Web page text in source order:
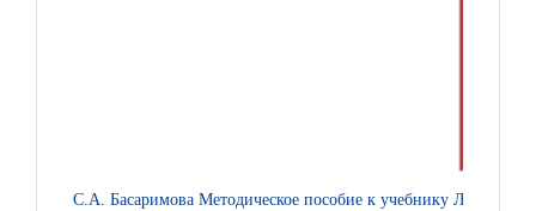
С.А. Басаримова Методическое пособие к учебнику Л.Ю.